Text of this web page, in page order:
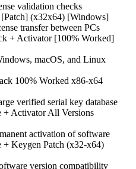
validation checks
(x32x64) [Windows]
transfer between PCs
+ Activator [100% Worked]
macOS, and Linux
100% Worked x86-x64
verified serial key database
+ Activator All Versions
activation of software
+ Keygen Patch (x32-x64)
version compatibility